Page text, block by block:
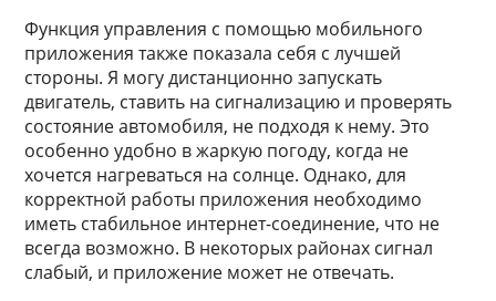
Функция управления с помощью мобильного
приложения также показала себя с лучшей
стороны. Я могу дистанционно запускать
двигатель, ставить на сигнализацию и проверять
состояние автомобиля, не подходя к нему. Это
особенно удобно в жаркую погоду, когда не
хочется нагреваться на солнце. Однако, для
корректной работы приложения необходимо
иметь стабильное интернет-соединение, что не
всегда возможно. В некоторых районах сигнал
слабый, и приложение может не отвечать.